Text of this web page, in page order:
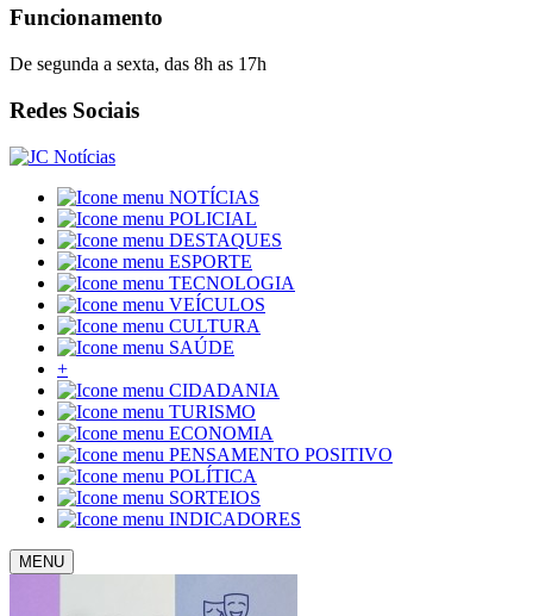
Funcionamento
De segunda a sexta, das 8h as 17h
Redes Sociais
NOTÍCIAS
POLICIAL
DESTAQUES
ESPORTE
TECNOLOGIA
VEÍCULOS
CULTURA
SAÚDE
+
CIDADANIA
TURISMO
ECONOMIA
PENSAMENTO POSITIVO
POLÍTICA
SORTEIOS
INDICADORES
MENU